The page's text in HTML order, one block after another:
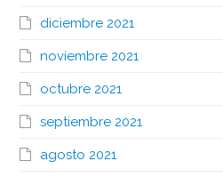
diciembre 2021
noviembre 2021
octubre 2021
septiembre 2021
agosto 2021